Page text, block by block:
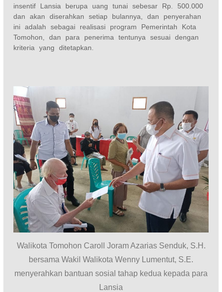
insentif Lansia berupa uang tunai sebesar Rp. 500.000
dan akan diserahkan setiap bulannya, dan penyerahan
ini adalah sebagai realisasi program Pemerintah Kota
Tomohon, dan para penerima tentunya sesuai dengan
kriteria yang ditetapkan.
Walikota Tomohon Caroll Joram Azarias Senduk, S.H.
bersama Wakil Walikota Wenny Lumentut, S.E.
menyerahkan bantuan sosial tahap kedua kepada para
Lansia